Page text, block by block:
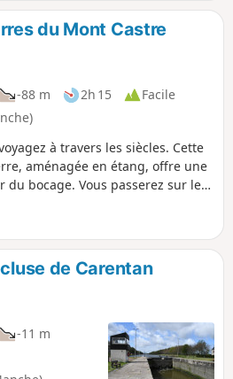
sauvages et
les parages,
contrée,
que les pointes
du Cotentin.
du Mont Castre
-88 m 2h 15
Facile
à travers les siècles. Cette
aménagée en étang, offre une
bocage. Vous passerez sur les
chemin qu'empruntaient
les pierres à la gare de
et ses grands travaux. Autour
château, la vieille église et
Ne manquez pas la vue à
de Carentan
-11 m